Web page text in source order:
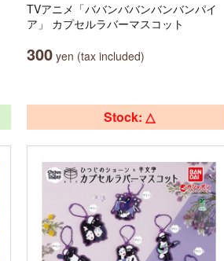
TVアニメ「ババンババンバンバンパイ
ア」 カプセルラバーマスコット
300 yen (tax included)
Stock: △